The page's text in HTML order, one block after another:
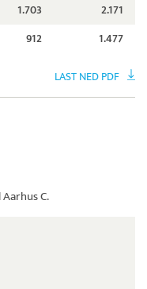
1.703
2.171
912 1.477
LAST NED PDF
C.